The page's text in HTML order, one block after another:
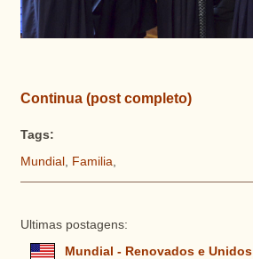
Continua (post completo)
Tags:
Mundial, Familia
Ultimas postagens:
Mundial - Renovados e Unidos